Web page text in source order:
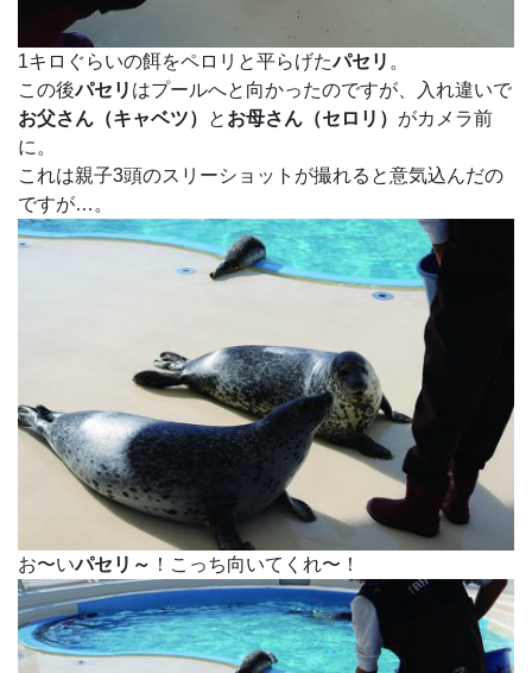
1キロぐらいの餌をペロリと平らげたパセリ 。
この後パセリ はプールへと向かったのですが、入れ違いで
お父さん（キャベツ）
と お母さん（セロリ） がカメラ前
に。
これは親子3頭のスリーショットが撮れると意気込んだの
ですが…。
お〜いパセリ～ ！こっち向いてくれ〜！